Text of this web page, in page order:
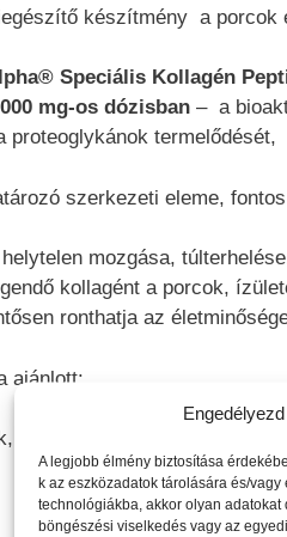
A legjobb élmény biztosítása
k az eszközadatok tárolására és/
technológiákba, akkor olyan
böngészési viselkedés vagy az
készítmény a porcok
Speciális Kollagén
mg-os dózisban– a
proteoglykánok
szerkezeti eleme,
mozgása,
kollagént a porcok,
ronthatja az
ajánlott: